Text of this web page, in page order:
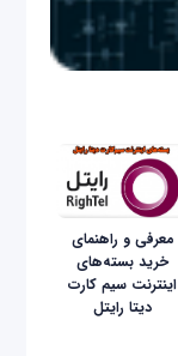
معرفی و راهنمای
خرید بسته‌های
اینترنت سیم کارت
دیتا رایتل